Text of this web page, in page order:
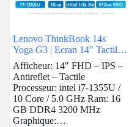
Lenovo ThinkBook 14s
Yoga G3 | Ecran 14″ Tactile |
i7-1355U | 16 GB Ram | intel
Iris Xe | 512 GB SSD
Afficheur: 14″ FHD – IPS –
Antireflet – Tactile
Processeur: intel i7-1355U /
10 Core / 5.0 GHz Ram: 16
GB DDR4 3200 MHz
Graphique:…